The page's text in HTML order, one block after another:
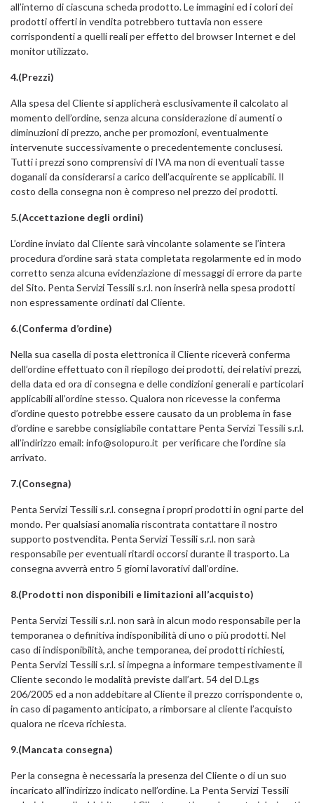
all’interno di ciascuna scheda prodotto. Le immagini ed i colori dei
prodotti offerti in vendita potrebbero tuttavia non essere
corrispondenti a quelli reali per effetto del browser Internet e del
monitor utilizzato.
4.(Prezzi)
Alla spesa del Cliente si applicherà esclusivamente il calcolato al
momento dell’ordine, senza alcuna considerazione di aumenti o
diminuzioni di prezzo, anche per promozioni, eventualmente
intervenute successivamente o precedentemente conclusesi.
Tutti i prezzi sono comprensivi di IVA ma non di eventuali tasse
doganali da considerarsi a carico dell’acquirente se applicabili. Il
costo della consegna non è compreso nel prezzo dei prodotti.
5.(Accettazione degli ordini)
L’ordine inviato dal Cliente sarà vincolante solamente se l’intera
procedura d’ordine sarà stata completata regolarmente ed in modo
corretto senza alcuna evidenziazione di messaggi di errore da parte
del Sito. Penta Servizi Tessili s.r.l. non inserirà nella spesa prodotti
non espressamente ordinati dal Cliente.
6.(Conferma d’ordine)
Nella sua casella di posta elettronica il Cliente riceverà conferma
dell’ordine effettuato con il riepilogo dei prodotti, dei relativi prezzi,
della data ed ora di consegna e delle condizioni generali e particolari
applicabili all’ordine stesso. Qualora non ricevesse la conferma
d’ordine questo potrebbe essere causato da un problema in fase
d’ordine e sarebbe consigliabile contattare Penta Servizi Tessili s.r.l.
all’indirizzo email: info@solopuro.it per verificare che l’ordine sia
arrivato.
7.(Consegna)
Penta Servizi Tessili s.r.l. consegna i propri prodotti in ogni parte del
mondo. Per qualsiasi anomalia riscontrata contattare il nostro
supporto postvendita. Penta Servizi Tessili s.r.l. non sarà
responsabile per eventuali ritardi occorsi durante il trasporto. La
consegna avverrà entro 5 giorni lavorativi dall’ordine.
8.(Prodotti non disponibili e limitazioni all’acquisto)
Penta Servizi Tessili s.r.l. non sarà in alcun modo responsabile per la
temporanea o definitiva indisponibilità di uno o più prodotti. Nel
caso di indisponibilità, anche temporanea, dei prodotti richiesti,
Penta Servizi Tessili s.r.l. si impegna a informare tempestivamente il
Cliente secondo le modalità previste dall’art. 54 del D.Lgs
206/2005 ed a non addebitare al Cliente il prezzo corrispondente o,
in caso di pagamento anticipato, a rimborsare al cliente l’acquisto
qualora ne riceva richiesta.
9.(Mancata consegna)
Per la consegna è necessaria la presenza del Cliente o di un suo
incaricato all’indirizzo indicato nell’ordine. La Penta Servizi Tessili